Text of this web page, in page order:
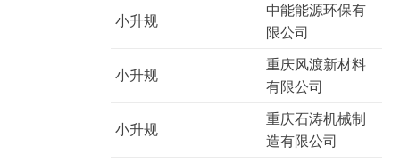
小升规
中能能源环保有
限公司
小升规
重庆风渡新材料
有限公司
小升规
重庆石涛机械制
造有限公司